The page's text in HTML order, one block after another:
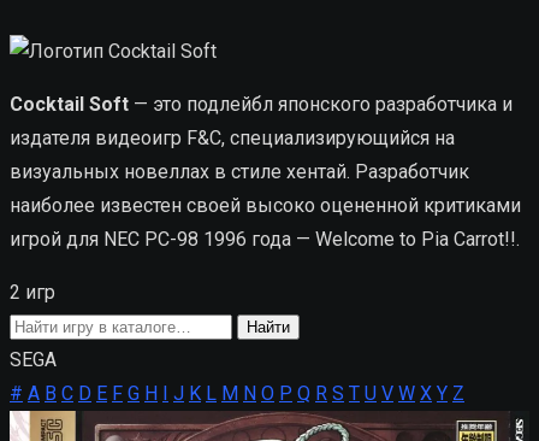
Cocktail Soft — это подлейбл японского разработчика и
издателя видеоигр F&C, специализирующийся на
визуальных новеллах в стиле хентай. Разработчик
наиболее известен своей высоко оцененной критиками
игрой для NEC PC-98 1996 года — Welcome to Pia Carrot!!.
2 игр
Поиск
игры
Найти
SEGA
# A B C D E F G H I J K L M N O P Q R S T U V W X Y Z